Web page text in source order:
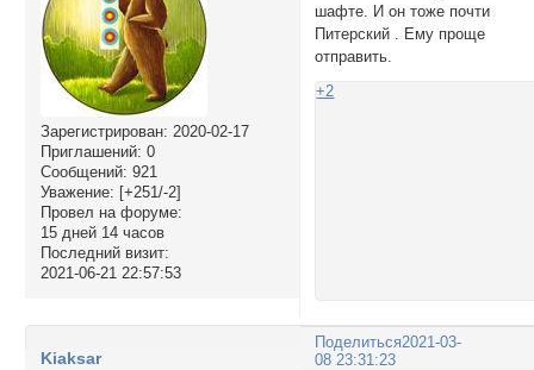
Зарегистрирован: 2020-02-17
Приглашений: 0
Сообщений: 921
Уважение: [+251/-2]
Провел на форуме:
15 дней 14 часов
Последний визит:
2021-06-21 22:57:53
шафте. И он тоже почти
Питерский . Ему проще
отправить.
+2
Поделиться2021-03-
08 23:31:23
Kiaksar